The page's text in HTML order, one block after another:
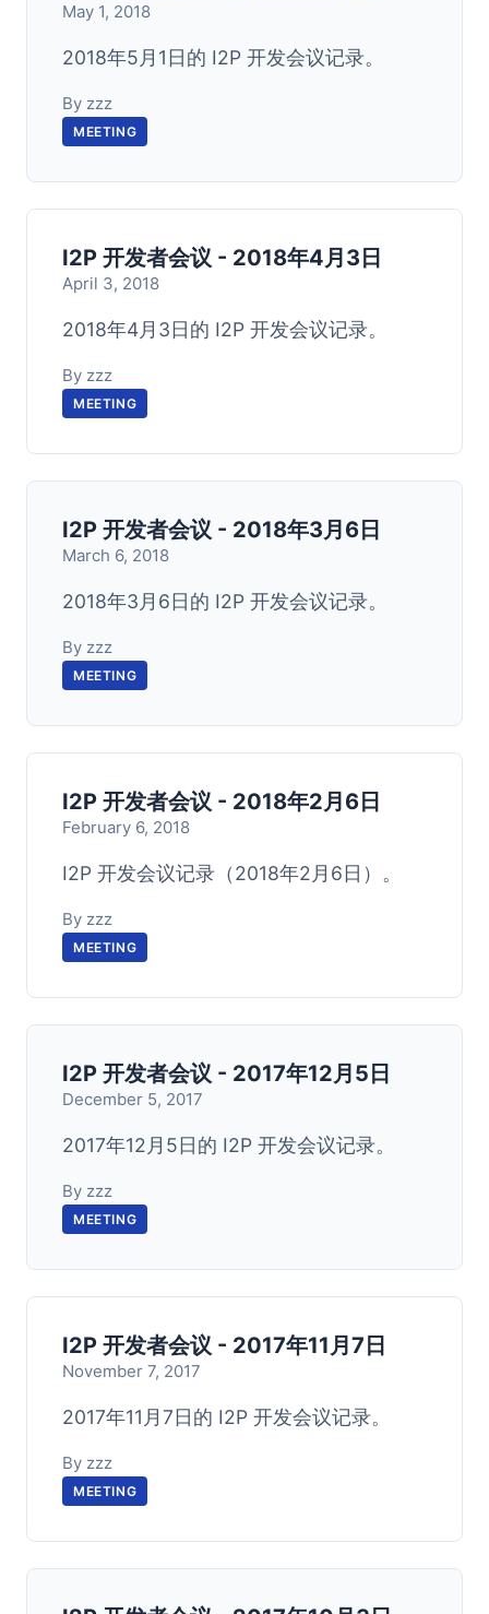
May 1, 2018
2018年5月1日的 I2P 开发会议记录。
By zzz
MEETING
I2P 开发者会议 - 2018年4月3日
April 3, 2018
2018年4月3日的 I2P 开发会议记录。
By zzz
MEETING
I2P 开发者会议 - 2018年3月6日
March 6, 2018
2018年3月6日的 I2P 开发会议记录。
By zzz
MEETING
I2P 开发者会议 - 2018年2月6日
February 6, 2018
I2P 开发会议记录（2018年2月6日）。
By zzz
MEETING
I2P 开发者会议 - 2017年12月5日
December 5, 2017
2017年12月5日的 I2P 开发会议记录。
By zzz
MEETING
I2P 开发者会议 - 2017年11月7日
November 7, 2017
2017年11月7日的 I2P 开发会议记录。
By zzz
MEETING